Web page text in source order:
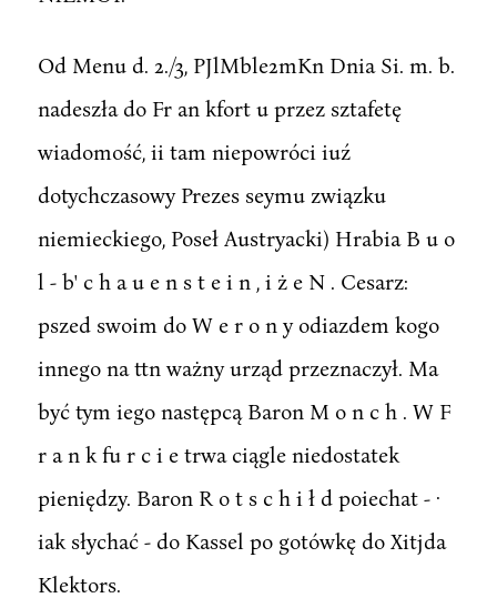
Od Menu d. 2./3, PJlMble2mKn Dnia Si. m. b.
nadeszła do Fr an kfort u przez sztafetę
wiadomość, ii tam niepowróci iuź
dotychczasowy Prezes seymu związku
niemieckiego, Poseł Austryacki) Hrabia B u o
l - b' c h a u e n s t e i n , i ż e N . Cesarz:
pszed swoim do W e r o n y odiazdem kogo
innego na ttn ważny urząd przeznaczył. Ma
być tym iego następcą Baron M o n c h . W F
r a n k fu r c i e trwa ciągle niedostatek
pieniędzy. Baron R o t s c h i ł d poiechat - ·
iak słychać - do Kassel po gotówkę do Xitjda
Klektors.